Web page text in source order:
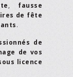
, fausse
de fête
.
de
de vos
licence